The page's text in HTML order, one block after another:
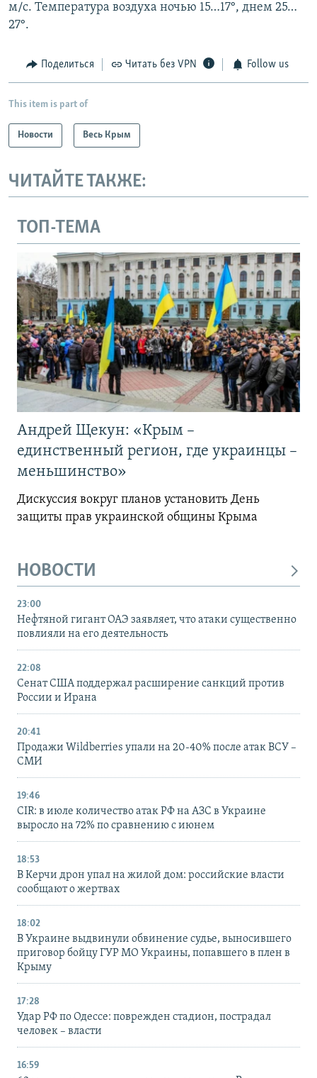
м/с. Температура воздуха ночью 15…17°, днем 25…
27°.
Поделиться Читать без VPN Follow us
This item is part of
Новости Весь Крым
ЧИТАЙТЕ ТАКЖЕ:
ТОП-ТЕМА
Андрей Щекун: «Крым –
единственный регион, где украинцы –
меньшинство»
Дискуссия вокруг планов установить День
защиты прав украинской общины Крыма
НОВОСТИ
23:00
Нефтяной гигант ОАЭ заявляет, что атаки существенно
повлияли на его деятельность
22:08
Сенат США поддержал расширение санкций против
России и Ирана
20:41
Продажи Wildberries упали на 20-40% после атак ВСУ –
СМИ
19:46
CIR: в июле количество атак РФ на АЗС в Украине
выросло на 72% по сравнению с июнем
18:53
В Керчи дрон упал на жилой дом: российские власти
сообщают о жертвах
18:02
В Украине выдвинули обвинение судье, выносившего
приговор бойцу ГУР МО Украины, попавшего в плен в
Крыму
17:28
Удар РФ по Одессе: поврежден стадион, пострадал
человек – власти
16:59